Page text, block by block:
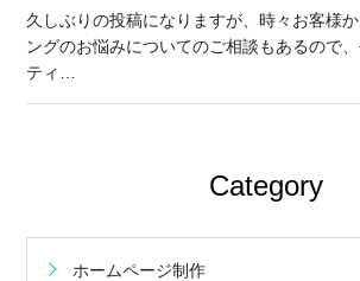
久しぶりの投稿になりますが、時々お客様
ングのお悩みについてのご相談もあるので
ティ…
Category
ホームページ制作